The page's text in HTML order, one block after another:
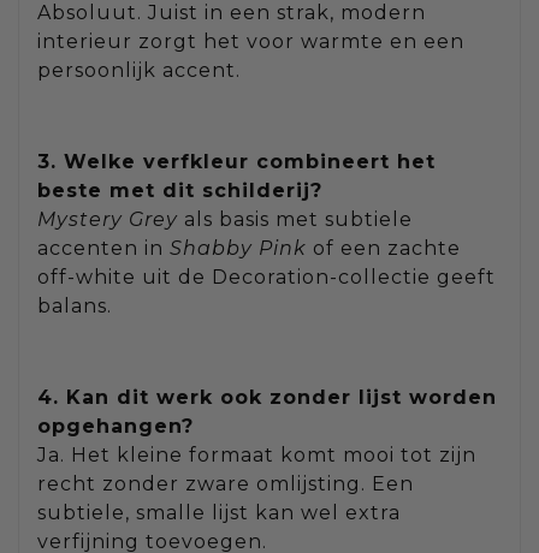
Absoluut. Juist in een strak, modern
interieur zorgt het voor warmte en een
persoonlijk accent.
3. Welke verfkleur combineert het
beste met dit schilderij?
Mystery Grey als basis met subtiele
accenten in Shabby Pink of een zachte
off-white uit de Decoration-collectie geeft
balans.
4. Kan dit werk ook zonder lijst worden
opgehangen?
Ja. Het kleine formaat komt mooi tot zijn
recht zonder zware omlijsting. Een
subtiele, smalle lijst kan wel extra
verfijning toevoegen.